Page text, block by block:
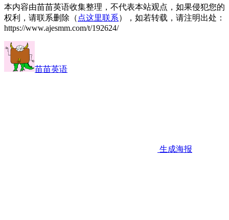
本内容由苗苗英语收集整理，不代表本站观点，如果侵犯您的
权利，请联系删除（ 点这里联系），如若转载，请注明出处：
https://www.ajesmm.com/t/192624/
苗苗英语
生成海报